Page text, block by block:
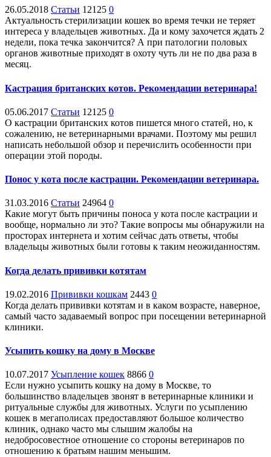
26.05.2018 Статьи 12125 0
Актуальность стерилизации кошек во время течки не теряет
интереса у владельцев животных. Да и кому захочется ждать 2
недели, пока течка закончится? А при патологии половых
органов животные приходят в охоту чуть ли не по два раза в
месяц.
Кастрация британских котов. Рекомендации ветеринара!
05.06.2017 Статьи 12125 0
О кастрации британских котов пишется много статей, но, к
сожалению, не ветеринарными врачами. Поэтому мы решил
написать небольшой обзор и перечислить особенности при
операции этой породы.
Понос у кота после кастрации. Рекомендации ветеринара.
31.03.2016 Статьи 24964 0
Какие могут быть причины поноса у кота после кастрации и
вообще, нормально ли это? Такие вопросы мы обнаружили на
просторах интернета и хотим сейчас дать ответы, чтобы
владельцы животных были готовы к таким неожиданностям.
Когда делать прививки котятам
19.02.2016 Прививки кошкам 2443 0
Когда делать прививки котятам и в каком возрасте, наверное,
самый часто задаваемый вопрос при посещении ветеринарной
клиники.
Усыпить кошку на дому в Москве
10.07.2017 Усыпление кошек 8866 0
Если нужно усыпить кошку на дому в Москве, то
большинство владельцев звонят в ветеринарные клиники и
ритуальные службы для животных. Услуги по усыплению
кошек в мегаполисах предоставляют большое количество
клиник, однако часто мы слышим жалобы на
недобросовестное отношение со стороны ветеринаров по
отношению к братьям нашим меньшим.